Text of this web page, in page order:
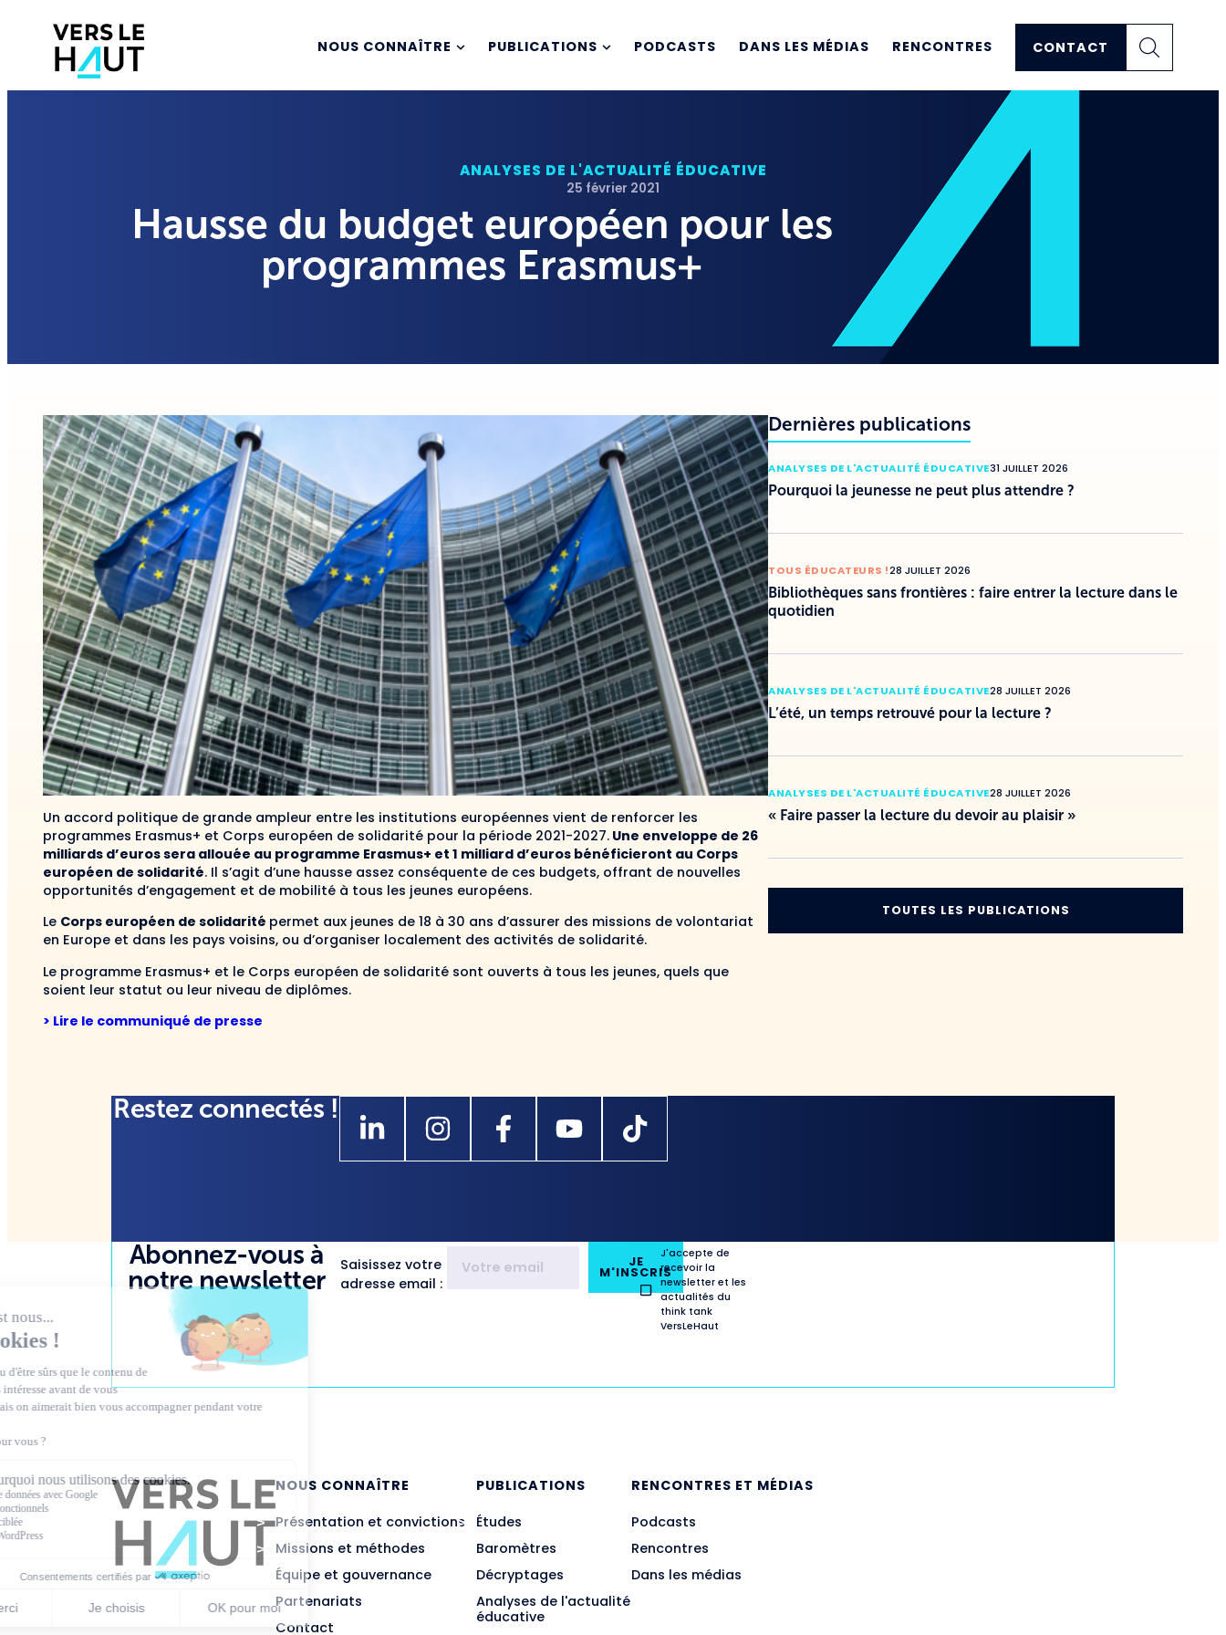
NOUS CONNAÎTRE PUBLICATIONS PODCASTS DANS LES MÉDIAS RENCONTRES CONTACT
ANALYSES DE L'ACTUALITÉ ÉDUCATIVE
25 février 2021
Hausse du budget européen pour les
programmes Erasmus+
Un accord politique de grande ampleur entre les institutions européennes vient de renforcer les
programmes Erasmus+ et Corps européen de solidarité pour la période 2021-2027. Une enveloppe de 26
milliards d’euros sera allouée au programme Erasmus+ et 1 milliard d’euros bénéficieront au Corps
européen de solidarité. Il s’agit d’une hausse assez conséquente de ces budgets, offrant de nouvelles
opportunités d’engagement et de mobilité à tous les jeunes européens.
Le Corps européen de solidarité permet aux jeunes de 18 à 30 ans d’assurer des missions de volontariat
en Europe et dans les pays voisins, ou d’organiser localement des activités de solidarité.
Le programme Erasmus+ et le Corps européen de solidarité sont ouverts à tous les jeunes, quels que
soient leur statut ou leur niveau de diplômes.
> Lire le communiqué de presse
Dernières publications
ANALYSES DE L'ACTUALITÉ ÉDUCATIVE31 JUILLET 2026
Pourquoi la jeunesse ne peut plus attendre ?
TOUS ÉDUCATEURS !28 JUILLET 2026
Bibliothèques sans frontières : faire entrer la lecture dans le
quotidien
ANALYSES DE L'ACTUALITÉ ÉDUCATIVE28 JUILLET 2026
L’été, un temps retrouvé pour la lecture ?
ANALYSES DE L'ACTUALITÉ ÉDUCATIVE28 JUILLET 2026
« Faire passer la lecture du devoir au plaisir »
TOUTES LES PUBLICATIONS
Restez connectés !
Abonnez-vous à
notre newsletter
Saisissez votre
adresse email :
JE
M'INSCRIS
J'accepte de
recevoir la
newsletter et les
actualités du
think tank
VersLeHaut
NOUS CONNAÎTRE
Présentation et convictions
Missions et méthodes
Équipe et gouvernance
Partenariats
Contact
PUBLICATIONS
Études
Baromètres
Décryptages
Analyses de l'actualité
éducative
RENCONTRES ET MÉDIAS
Podcasts
Rencontres
Dans les médias